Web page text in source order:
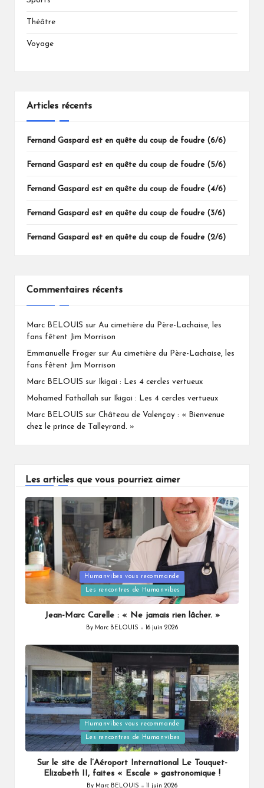
Théâtre
Voyage
Articles récents
Fernand Gaspard est en quête du coup de foudre (6/6)
Fernand Gaspard est en quête du coup de foudre (5/6)
Fernand Gaspard est en quête du coup de foudre (4/6)
Fernand Gaspard est en quête du coup de foudre (3/6)
Fernand Gaspard est en quête du coup de foudre (2/6)
Commentaires récents
Marc BELOUIS sur Au cimetière du Père-Lachaise, les
fans fêtent Jim Morrison
Emmanuelle Froger sur Au cimetière du Père-Lachaise, les
fans fêtent Jim Morrison
Marc BELOUIS sur Ikigai : Les 4 cercles vertueux
Mohamed Fathallah sur Ikigai : Les 4 cercles vertueux
Marc BELOUIS sur Château de Valençay : « Bienvenue
chez le prince de Talleyrand. »
Les articles que vous pourriez aimer
Posted
Humanvibes vous recommande
Les rencontres de Humanvibes
Jean-Marc Carelle : « Ne jamais rien lâcher. »
Posted
By Marc BELOUIS 16 juin 2026
Posted
in
Humanvibes vous recommande
Les rencontres de Humanvibes
Sur le site de l’Aéroport International Le Touquet-
Elizabeth II, faites « Escale » gastronomique !
By Marc BELOUIS 11 juin 2026